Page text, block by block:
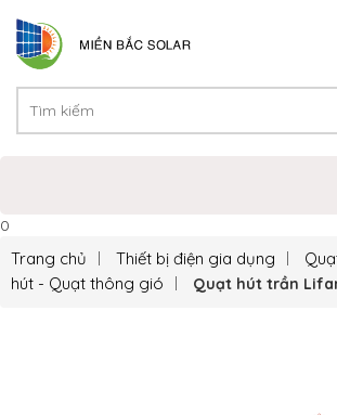
0
Trang chủ Thiết bị điện gia dụng
hút - Quạt thông gió
Quạt hút trần